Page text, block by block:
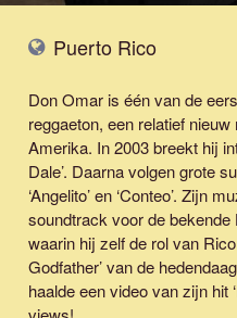
Puerto Rico
Don Omar is één van de
reggaeton, een relatief
Amerika. In 2003 breekt hij
Dale’. Daarna volgen grote
‘Angelito’ en ‘Conteo’. Zijn
soundtrack voor de bekende
waarin hij zelf de rol van
Godfather’ van de
haalde een video van zijn hit